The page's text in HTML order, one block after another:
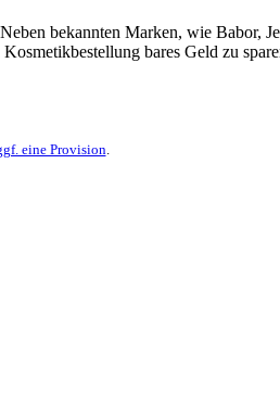
bekannten Marken, wie Babor,
bares Geld zu
eine Provision